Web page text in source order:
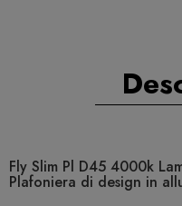
Fly Slim Pl D45 4000k
Plafoniera di design in